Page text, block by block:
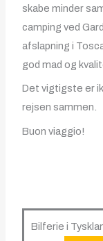
skabe minder
camping ved
afslapning i
god mad og
Det vigtigste er
rejsen sammen.
Buon viaggio!
Bilferie i